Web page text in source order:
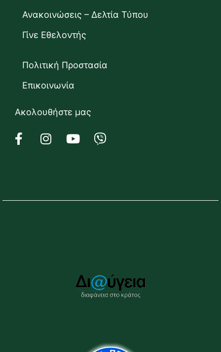
Ανακοινώσεις – Δελτία Τύπου
Γίνε Εθελοντής
Πολιτική Προστασία
Επικοινωνία
Ακολουθήστε μας